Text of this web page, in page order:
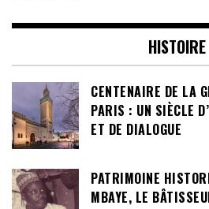
HISTOIRE
CENTENAIRE DE LA
PARIS : UN SIÈCLE
ET DE DIALOGUE
PATRIMOINE
MBAYE, LE